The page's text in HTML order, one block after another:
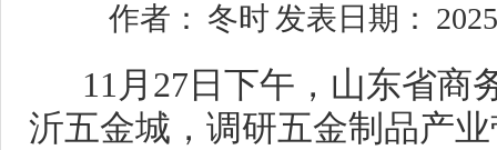
作者： 冬时 发表日期：
11 月 27 日下午，山东省商
沂五金城，调研五金制品产